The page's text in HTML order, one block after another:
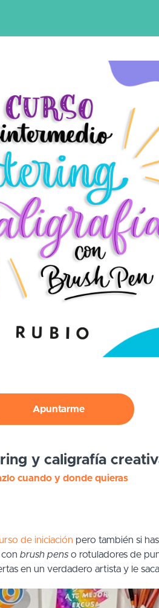
Apuntarme
y caligrafía
cuando y donde quieras
de iniciación pero también si
con brush pens o rotuladores de
en un verdadero artista y le